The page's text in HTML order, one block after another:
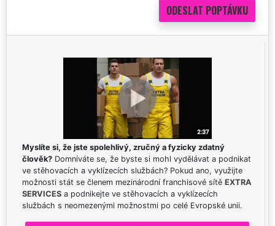
Myslíte si, že jste spolehlivý, zručný a fyzicky zdatný
člověk? Domníváte se, že byste si mohl vydělávat a podnikat
ve stěhovacích a vyklízecích službách? Pokud ano, využijte
možnosti stát se členem mezinárodní franchisové sítě EXTRA
SERVICES a podnikejte ve stěhovacích a vyklízecích
službách s neomezenými možnostmi po celé Evropské unii.